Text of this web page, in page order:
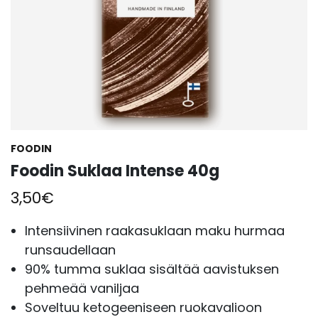
FOODIN
Foodin Suklaa Intense 40g
3,50€
Intensiivinen raakasuklaan maku hurmaa
runsaudellaan
90% tumma suklaa sisältää aavistuksen
pehmeää vaniljaa
Soveltuu ketogeeniseen ruokavalioon